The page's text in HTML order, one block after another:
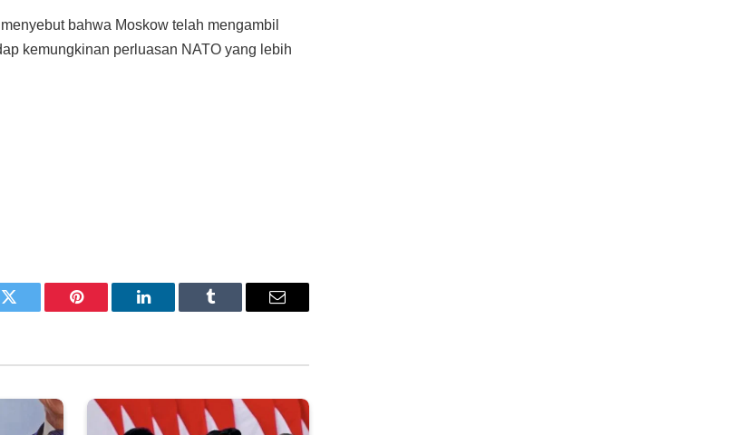
bahwa Moskow telah mengambil
kemungkinan perluasan NATO yang lebih
Twitter Pinterest LinkedIn Tumblr Email